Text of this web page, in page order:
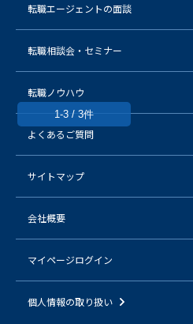
1-3 / 3件
転職エージェントの面談
転職相談会・セミナー
転職ノウハウ
よくあるご質問
サイトマップ
会社概要
マイページログイン
個人情報の取り扱い